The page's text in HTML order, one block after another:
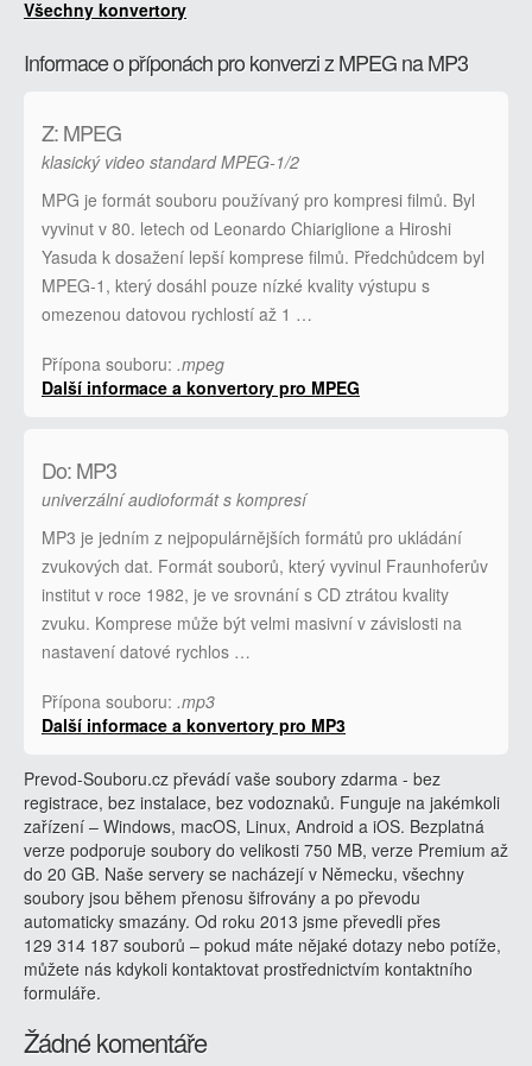
Všechny konvertory
Informace o příponách pro konverzi z MPEG na MP3
Z: MPEG
klasický video standard MPEG-1/2
MPG je formát souboru používaný pro kompresi filmů. Byl
vyvinut v 80. letech od Leonardo Chiariglione a Hiroshi
Yasuda k dosažení lepší komprese filmů. Předchůdcem byl
MPEG-1, který dosáhl pouze nízké kvality výstupu s
omezenou datovou rychlostí až 1 …
Přípona souboru: .mpeg
Další informace a konvertory pro MPEG
Do: MP3
univerzální audioformát s kompresí
MP3 je jedním z nejpopulárnějších formátů pro ukládání
zvukových dat. Formát souborů, který vyvinul Fraunhoferův
institut v roce 1982, je ve srovnání s CD ztrátou kvality
zvuku. Komprese může být velmi masivní v závislosti na
nastavení datové rychlos …
Přípona souboru: .mp3
Další informace a konvertory pro MP3
Prevod-Souboru.cz převádí vaše soubory zdarma - bez
registrace, bez instalace, bez vodoznaků. Funguje na jakémkoli
zařízení – Windows, macOS, Linux, Android a iOS. Bezplatná
verze podporuje soubory do velikosti 750 MB, verze Premium až
do 20 GB. Naše servery se nacházejí v Německu, všechny
soubory jsou během přenosu šifrovány a po převodu
automaticky smazány. Od roku 2013 jsme převedli přes
129 314 187 souborů – pokud máte nějaké dotazy nebo potíže,
můžete nás kdykoli kontaktovat prostřednictvím kontaktního
formuláře.
Žádné komentáře